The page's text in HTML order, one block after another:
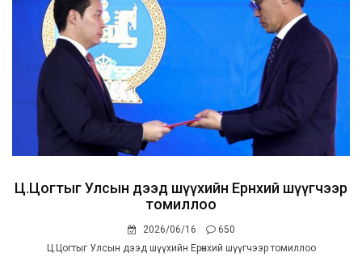
Ц.Цогтыг Улсын дээд шүүхийн Ерөнхий шүүгчээр
томиллоо
2026/06/16
650
Ц.Цогтыг Улсын дээд шүүхийн Ерөнхий шүүгчээр томиллоо